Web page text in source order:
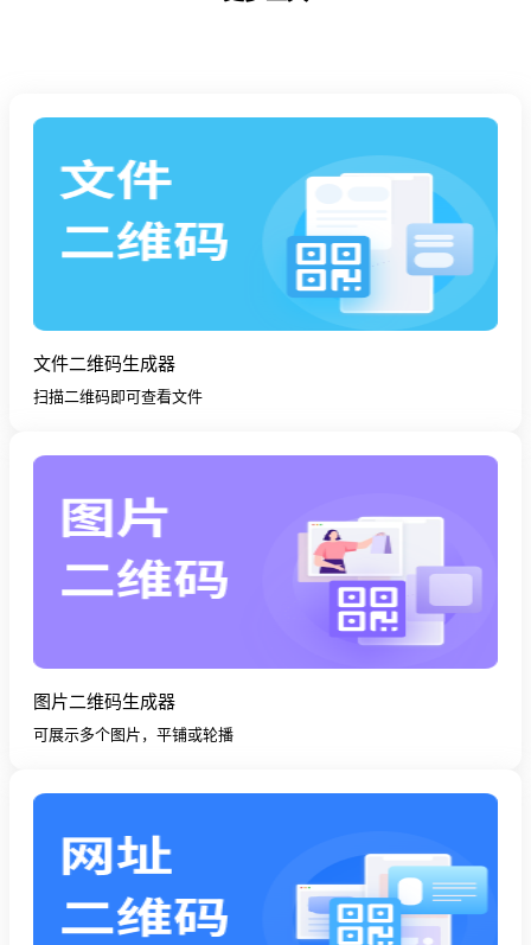
文件二维码生成器
扫描二维码即可查看文件
图片二维码生成器
可展示多个图片，平铺或轮播